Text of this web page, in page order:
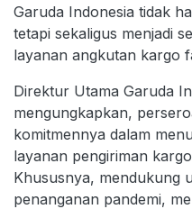
Garuda Indonesia tidak
tetapi sekaligus menjadi
layanan angkutan kargo
Direktur Utama Garuda
mengungkapkan,
komitmennya dalam
layanan pengiriman
Khususnya, mendukung
penanganan pandemi,